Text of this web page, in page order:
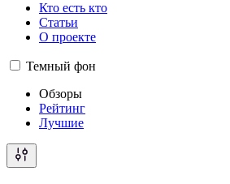
Кто есть кто
Статьи
О проекте
Темный фон
Обзоры
Рейтинг
Лучшие